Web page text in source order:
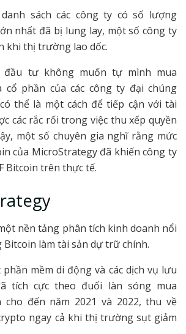
sách các công ty có số lượng
nhất đã bị lung lay, một số công ty
khi thị trường lao dốc.
đầu tư không muốn tự mình mua
cổ phần của các công ty đại chúng
thể là một cách để tiếp cận với tài
các rắc rối trong việc thu xếp quyền
một số chuyên gia nghĩ rằng mức
của MicroStrategy đã khiến công ty
Bitcoin trên thực tế.
nền tảng phân tích kinh doanh nổi
làm tài sản dự trữ chính.
mềm di động và các dịch vụ lưu
tích cực theo đuổi làn sóng mua
cho đến năm 2021 và 2022, thu về
ngay cả khi thị trường sụt giảm